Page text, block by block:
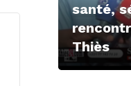
santé,
Thiès